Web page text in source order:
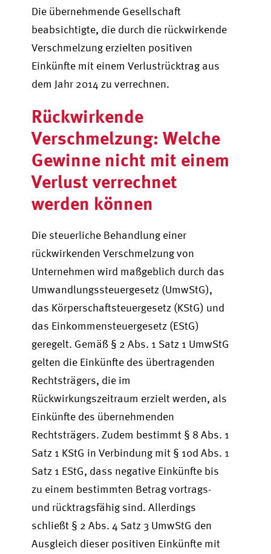
Die übernehmende Gesellschaft
beabsichtigte, die durch die rückwirkende
Verschmelzung erzielten positiven
Einkünfte mit einem Verlustrücktrag aus
dem Jahr 2014 zu verrechnen.
Rückwirkende
Verschmelzung: Welche
Gewinne nicht mit einem
Verlust verrechnet
werden können
Die steuerliche Behandlung einer
rückwirkenden Verschmelzung von
Unternehmen wird maßgeblich durch das
Umwandlungssteuergesetz (UmwStG),
das Körperschaftsteuergesetz (KStG) und
das Einkommensteuergesetz (EStG)
geregelt. Gemäß § 2 Abs. 1 Satz 1 UmwStG
gelten die Einkünfte des übertragenden
Rechtsträgers, die im
Rückwirkungszeitraum erzielt werden, als
Einkünfte des übernehmenden
Rechtsträgers. Zudem bestimmt § 8 Abs. 1
Satz 1 KStG in Verbindung mit § 10d Abs. 1
Satz 1 EStG, dass negative Einkünfte bis
zu einem bestimmten Betrag vortrags-
und rücktragsfähig sind. Allerdings
schließt § 2 Abs. 4 Satz 3 UmwStG den
Ausgleich dieser positiven Einkünfte mit